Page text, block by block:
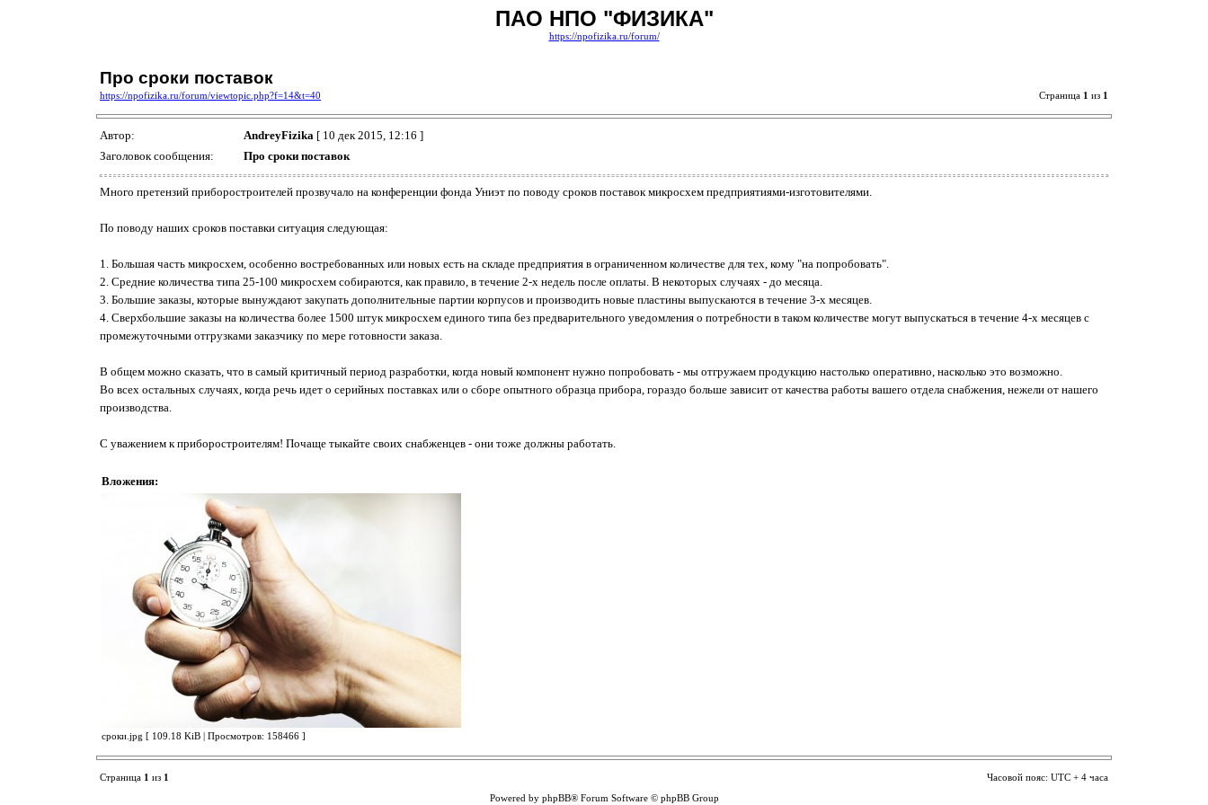
ПАО НПО "ФИЗИКА"
https://npofizika.ru/forum/
Про сроки поставок
https://npofizika.ru/forum/viewtopic.php?f=14&t=40 Страница 1 из 1
Автор: AndreyFizika [ 10 дек 2015, 12:16 ]
Заголовок сообщения:
Про сроки поставок
Много претензий приборостроителей прозвучало на конференции фонда Униэт по поводу сроков поставок микросхем предприятиями-изготовителями.
По поводу наших сроков поставки ситуация следующая:
1. Большая часть микросхем, особенно востребованных или новых есть на складе предприятия в ограниченном количестве для тех, кому "на попробовать".
2. Средние количества типа 25-100 микросхем собираются, как правило, в течение 2-х недель после оплаты. В некоторых случаях - до месяца.
3. Большие заказы, которые вынуждают закупать дополнительные партии корпусов и производить новые пластины выпускаются в течение 3-х месяцев.
4. Сверхбольшие заказы на количества более 1500 штук микросхем единого типа без предварительного уведомления о потребности в таком количестве могут выпускаться в течение 4-х месяцев с
промежуточными отгрузками заказчику по мере готовности заказа.
В общем можно сказать, что в самый критичный период разработки, когда новый компонент нужно попробовать - мы отгружаем продукцию настолько оперативно, насколько это возможно.
Во всех остальных случаях, когда речь идет о серийных поставках или о сборе опытного образца прибора, гораздо больше зависит от качества работы вашего отдела снабжения, нежели от нашего
производства.
С уважением к приборостроителям! Почаще тыкайте своих снабженцев - они тоже должны работать.
Вложения:
сроки.jpg [ 109.18 KiB | Просмотров: 158466 ]
Страница 1 из 1 Часовой пояс: UTC + 4 часа
Powered by phpBB® Forum Software © phpBB Group